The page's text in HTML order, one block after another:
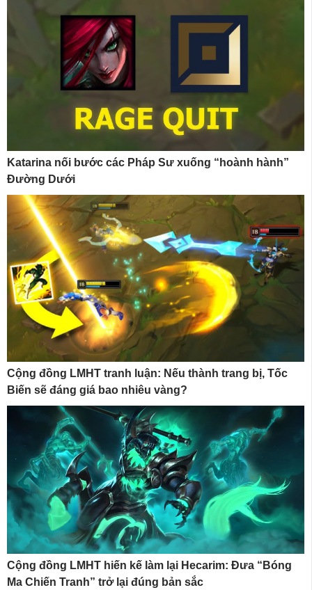
Katarina nối bước các Pháp Sư xuống “hoành hành”
Đường Dưới
Cộng đồng LMHT tranh luận: Nếu thành trang bị, Tốc
Biến sẽ đáng giá bao nhiêu vàng?
Cộng đồng LMHT hiến kế làm lại Hecarim: Đưa “Bóng
Ma Chiến Tranh” trở lại đúng bản sắc